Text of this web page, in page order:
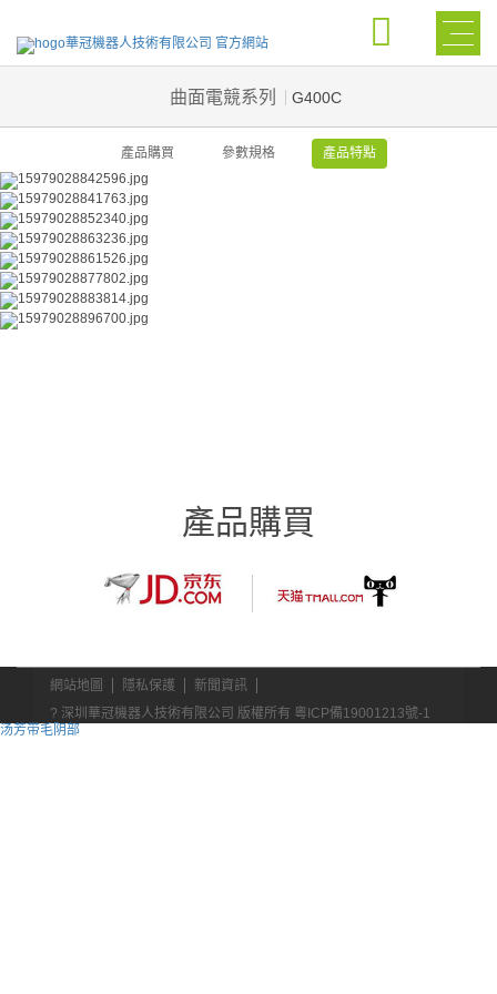
曲面電競系列 G400C
產品購買 參數規格 產品特點
產品購買
網站地圖 隱私保護
新聞資訊
? 深圳華冠機器人技術有限公司 版權所有 粵ICP備19001213號-1
汤芳带毛阴部